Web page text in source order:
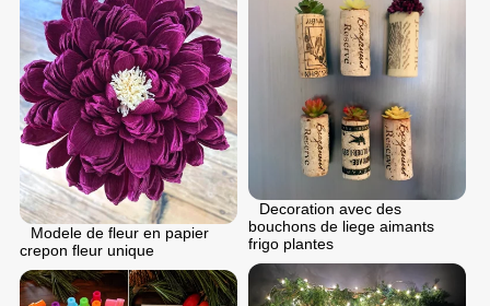
Modele de fleur en papier
crepon fleur unique
Decoration avec des
bouchons de liege aimants
frigo plantes